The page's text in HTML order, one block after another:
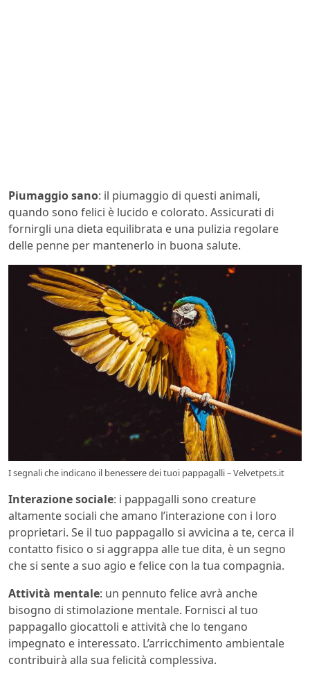
Piumaggio sano: il piumaggio di questi animali,
quando sono felici è lucido e colorato. Assicurati di
fornirgli una dieta equilibrata e una pulizia regolare
delle penne per mantenerlo in buona salute.
I segnali che indicano il benessere dei tuoi pappagalli – Velvetpets.it
Interazione sociale: i pappagalli sono creature
altamente sociali che amano l’interazione con i loro
proprietari. Se il tuo pappagallo si avvicina a te, cerca il
contatto fisico o si aggrappa alle tue dita, è un segno
che si sente a suo agio e felice con la tua compagnia.
Attività mentale: un pennuto felice avrà anche
bisogno di stimolazione mentale. Fornisci al tuo
pappagallo giocattoli e attività che lo tengano
impegnato e interessato. L’arricchimento ambientale
contribuirà alla sua felicità complessiva.